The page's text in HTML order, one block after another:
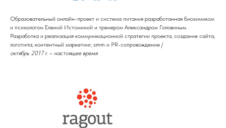
Образовательный онлайн-проект и система питания разработанная биохимиком
и психологом Еленой Истоминой и тренером Александром Головиным.
Разработка и реализация коммуникационной стратегии проекта, создание сайта,
логотипа, контентный маркетинг, smm и PR-сопровождение /
октябрь 2017 г. – настоящее время